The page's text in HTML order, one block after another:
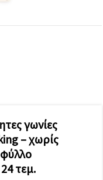
γωνίες
– χωρίς
τεμ.